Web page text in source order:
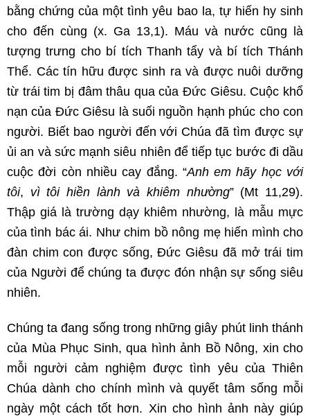
bằng chứng của một tình yêu bao la, tự hiến hy sinh
cho đến cùng (x. Ga 13,1). Máu và nước cũng là
tượng trưng cho bí tích Thanh tẩy và bí tích Thánh
Thể. Các tín hữu được sinh ra và được nuôi dưỡng
từ trái tim bị đâm thâu qua của Đức Giêsu. Cuộc khổ
nạn của Đức Giêsu là suối nguồn hạnh phúc cho con
người. Biết bao người đến với Chúa đã tìm được sự
ủi an và sức mạnh siêu nhiên để tiếp tục bước đi dầu
cuộc đời còn nhiều cay đắng. “Anh em hãy học với
tôi, vì tôi hiền lành và khiêm nhường” (Mt 11,29).
Thập giá là trường dạy khiêm nhường, là mẫu mực
của tình bác ái. Như chim bồ nông mẹ hiến mình cho
đàn chim con được sống, Đức Giêsu đã mở trái tim
của Người để chúng ta được đón nhận sự sống siêu
nhiên.
Chúng ta đang sống trong những giây phút linh thánh
của Mùa Phục Sinh, qua hình ảnh Bồ Nông, xin cho
mỗi người cảm nghiệm được tình yêu của Thiên
Chúa dành cho chính mình và quyết tâm sống mỗi
ngày một cách tốt hơn. Xin cho hình ảnh này giúp